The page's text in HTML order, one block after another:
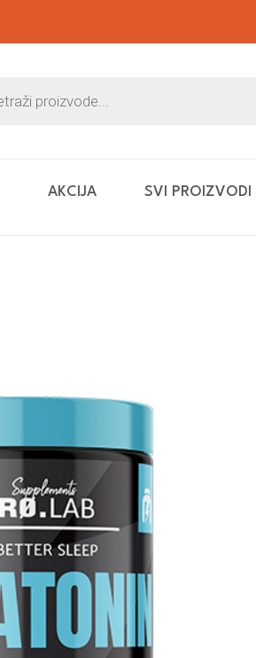
AKCIJA SVI PROIZVODI